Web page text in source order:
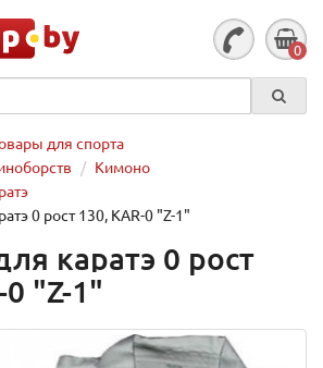
0
для спорта
Кимоно
0 рост 130, KAR-0 "Z-1"
каратэ 0 рост
0 "Z-1"